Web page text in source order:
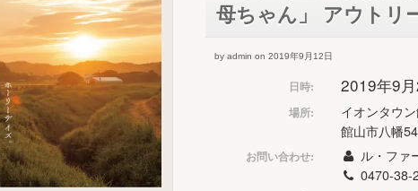
母ちゃん」 アウトリ
by admin on 2019年9月12日
日時: 2019年9
場所:
イオンタウ
館山市八幡
お問い合わせ:
ル・ファ
0470-38-